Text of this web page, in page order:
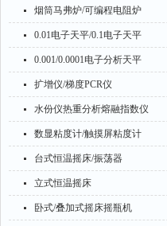
烟筒马弗炉/可编程电阻炉
0.01电子天平/0.1电子天平
0.001/0.0001电子分析天平
扩增仪/梯度PCR仪
水份仪热重分析熔融指数仪
数显粘度计/触摸屏粘度计
台式恒温摇床/振荡器
立式恒温摇床
卧式/叠加式摇床摇瓶机